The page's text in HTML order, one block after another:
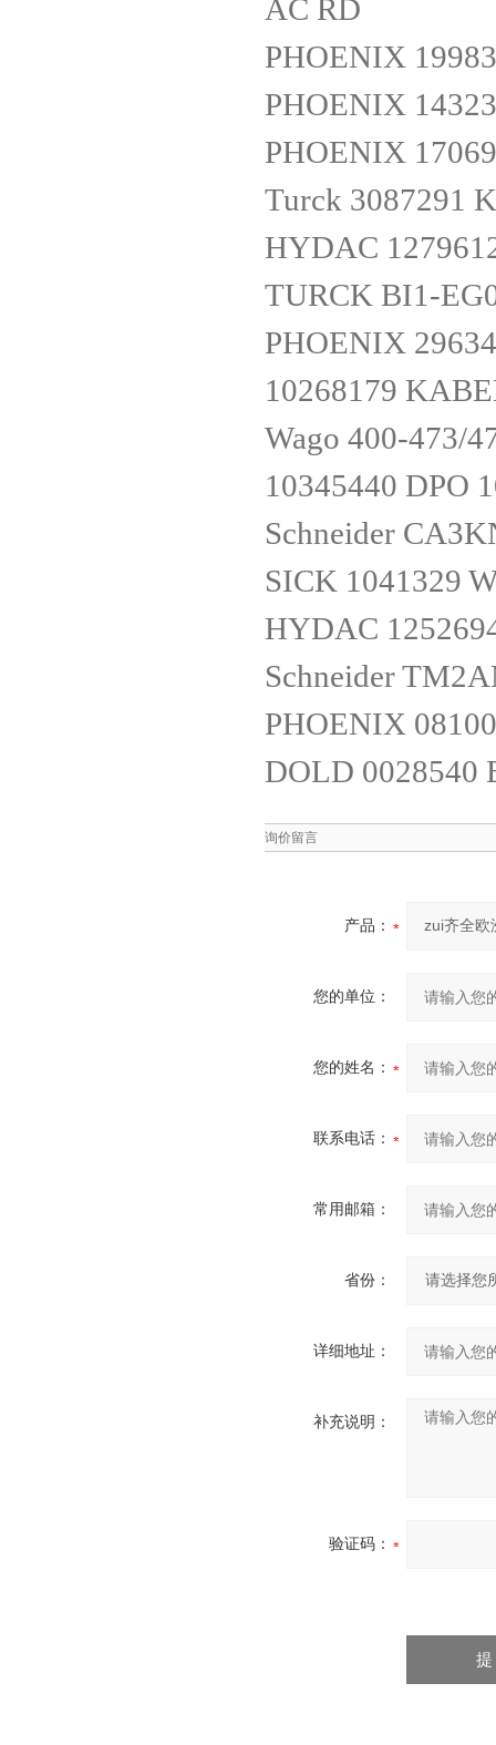
AC RD
PHOENIX
PHOENIX
PHOENIX
Turck 3087291
HYDAC
TURCK BI1-
PHOENIX
10268179
Wago 400-473/
10345440 DPO
Schneider
SICK 1041329
HYDAC
Schneider
PHOENIX
DOLD 0028540
询价留言
产品：
您的单位：
您的姓名：
联系电话：
常用邮箱：
省份：
详细地址：
补充说明：
验证码：